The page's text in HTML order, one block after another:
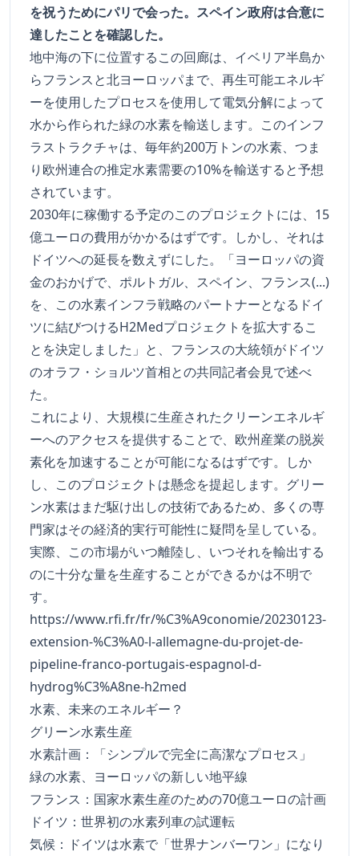
を祝うためにパリで会った。スペイン政府は合意に
達したことを確認した。
地中海の下に位置するこの回廊は、イベリア半島か
らフランスと北ヨーロッパまで、再生可能エネルギ
ーを使用したプロセスを使用して電気分解によって
水から作られた緑の水素を輸送します。このインフ
ラストラクチャは、毎年約200万トンの水素、つま
り欧州連合の推定水素需要の10%を輸送すると予想
されています。
2030年に稼働する予定のこのプロジェクトには、15
億ユーロの費用がかかるはずです。しかし、それは
ドイツへの延長を数えずにした。「ヨーロッパの資
金のおかげで、ポルトガル、スペイン、フランス(...)
を、この水素インフラ戦略のパートナーとなるドイ
ツに結びつけるH2Medプロジェクトを拡大するこ
とを決定しました」と、フランスの大統領がドイツ
のオラフ・ショルツ首相との共同記者会見で述べ
た。
これにより、大規模に生産されたクリーンエネルギ
ーへのアクセスを提供することで、欧州産業の脱炭
素化を加速することが可能になるはずです。しか
し、このプロジェクトは懸念を提起します。グリー
ン水素はまだ駆け出しの技術であるため、多くの専
門家はその経済的実行可能性に疑問を呈している。
実際、この市場がいつ離陸し、いつそれを輸出する
のに十分な量を生産することができるかは不明で
す。
https://www.rfi.fr/fr/%C3%A9conomie/20230123-
extension-%C3%A0-l-allemagne-du-projet-de-
pipeline-franco-portugais-espagnol-d-
hydrog%C3%A8ne-h2med
水素、未来のエネルギー？
グリーン水素生産
水素計画：「シンプルで完全に高潔なプロセス」
緑の水素、ヨーロッパの新しい地平線
フランス：国家水素生産のための70億ユーロの計画
ドイツ：世界初の水素列車の試運転
気候：ドイツは水素で「世界ナンバーワン」になり